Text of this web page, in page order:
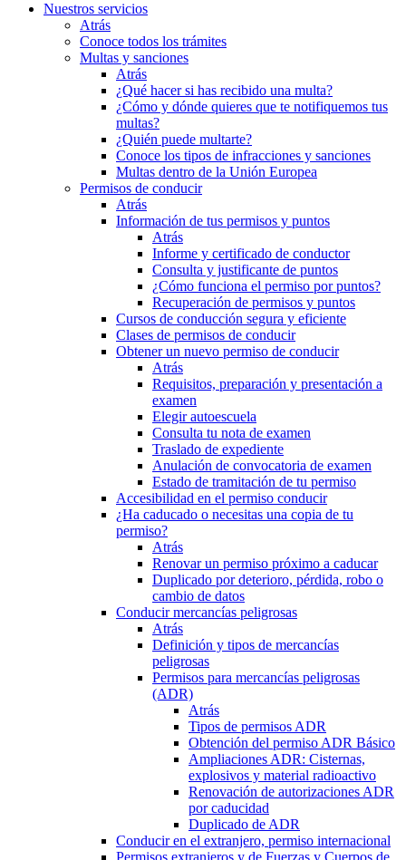
Nuestros servicios
Atrás
Conoce todos los trámites
Multas y sanciones
Atrás
¿Qué hacer si has recibido una multa?
¿Cómo y dónde quieres que te notifiquemos tus
multas?
¿Quién puede multarte?
Conoce los tipos de infracciones y sanciones
Multas dentro de la Unión Europea
Permisos de conducir
Atrás
Información de tus permisos y puntos
Atrás
Informe y certificado de conductor
Consulta y justificante de puntos
¿Cómo funciona el permiso por puntos?
Recuperación de permisos y puntos
Cursos de conducción segura y eficiente
Clases de permisos de conducir
Obtener un nuevo permiso de conducir
Atrás
Requisitos, preparación y presentación a
examen
Elegir autoescuela
Consulta tu nota de examen
Traslado de expediente
Anulación de convocatoria de examen
Estado de tramitación de tu permiso
Accesibilidad en el permiso conducir
¿Ha caducado o necesitas una copia de tu
permiso?
Atrás
Renovar un permiso próximo a caducar
Duplicado por deterioro, pérdida, robo o
cambio de datos
Conducir mercancías peligrosas
Atrás
Definición y tipos de mercancías
peligrosas
Permisos para mercancías peligrosas
(ADR)
Atrás
Tipos de permisos ADR
Obtención del permiso ADR Básico
Ampliaciones ADR: Cisternas,
explosivos y material radioactivo
Renovación de autorizaciones ADR
por caducidad
Duplicado de ADR
Conducir en el extranjero, permiso internacional